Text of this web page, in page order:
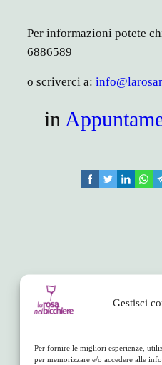
Gestisci
Per fornire le migliori esperienze,
per memorizzare e/o accedere alle
Per informazioni potete
6886589
o scriverci a:
in
facebooktwitterlinkedinwhatsapp